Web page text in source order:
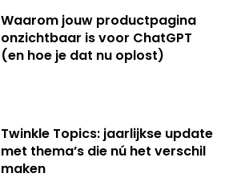
Waarom jouw productpagina
onzichtbaar is voor ChatGPT
(en hoe je dat nu oplost)
Twinkle Topics: jaarlijkse update
met thema’s die nú het verschil
maken